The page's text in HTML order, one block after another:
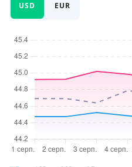
USD EUR